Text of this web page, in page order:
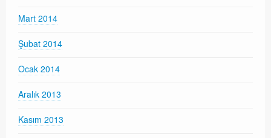
Mart 2014
Şubat 2014
Ocak 2014
Aralık 2013
Kasım 2013